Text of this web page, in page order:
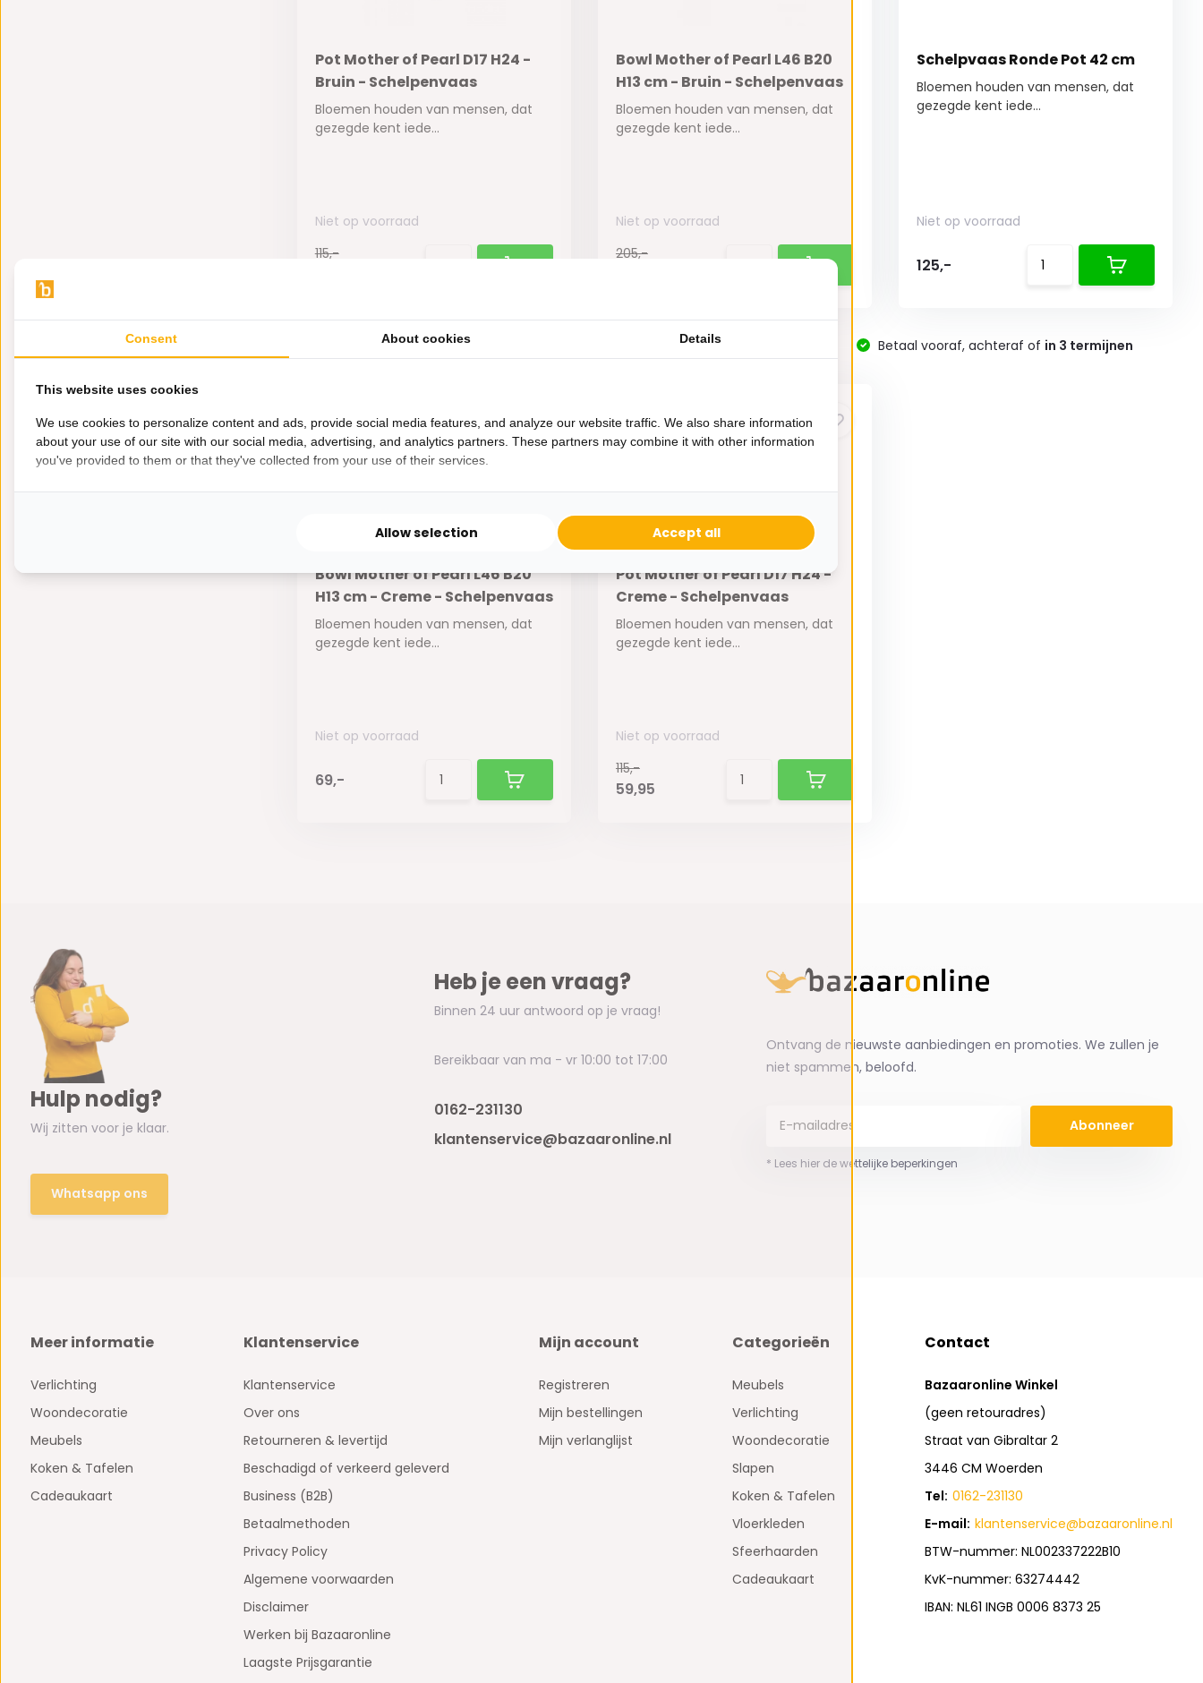
Pot Mother of Pearl D17 H24 -
Bruin - Schelpenvaas
Bloemen houden van mensen, dat
gezegde kent iede...
Niet op voorraad
115,-
Bowl Mother of Pearl L46 B20
H13 cm - Bruin - Schelpenvaas
Bloemen houden van mensen, dat
gezegde kent iede...
Niet op voorraad
205,-
Schelpvaas Ronde Pot 42 cm
Bloemen houden van mensen, dat
gezegde kent iede...
Niet op voorraad
125,-
2000m2showroom in Woerden bezorging vanaf 50.- Betaal vooraf, achteraf of in 3 termijnen
Bowl Mother of Pearl L46 B20
H13 cm - Creme - Schelpenvaas
Bloemen houden van mensen, dat
gezegde kent iede...
Niet op voorraad
69,-
115,-
59,95
Pot Mother of Pearl D17 H24 -
Creme - Schelpenvaas
Bloemen houden van mensen, dat
gezegde kent iede...
Niet op voorraad
115,-
59,95
Hulp nodig?
Wij zitten voor je klaar.
Whatsapp ons
Heb je een vraag?
Binnen 24 uur antwoord op je vraag!
Bereikbaar van ma - vr 10:00 tot 17:00
0162-231130
klantenservice@bazaaronline.nl
Ontvang de nieuwste aanbiedingen en promoties. We zullen je
niet spammen, beloofd.
Abonneer
* Lees hier de wettelijke beperkingen
Meer informatie
Verlichting
Woondecoratie
Meubels
Koken & Tafelen
Cadeaukaart
Klantenservice
Klantenservice
Over ons
Retourneren & levertijd
Beschadigd of verkeerd geleverd
Business (B2B)
Betaalmethoden
Privacy Policy
Algemene voorwaarden
Disclaimer
Werken bij Bazaaronline
Laagste Prijsgarantie
Mijn account
Registreren
Mijn bestellingen
Mijn verlanglijst
Categorieën
Meubels
Verlichting
Woondecoratie
Slapen
Koken & Tafelen
Vloerkleden
Sfeerhaarden
Cadeaukaart
Contact
Bazaaronline Winkel
(geen retouradres)
Straat van Gibraltar 2
3446 CM Woerden
Tel: 0162-231130
E-mail: klantenservice@bazaaronline.nl
BTW-nummer: NL002337222B10
KvK-nummer: 63274442
IBAN: NL61 INGB 0006 8373 25
Consent About cookies Details
This website uses cookies
We use cookies to personalize content and ads, provide social media features, and analyze our website traffic. We also share information
about your use of our site with our social media, advertising, and analytics partners. These partners may combine it with other information
you've provided to them or that they've collected from your use of their services.
Allow selection Accept all